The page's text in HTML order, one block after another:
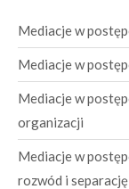
Mediacje w
Mediacje w
Mediacje w
organizacji
Mediacje w
rozwód i separację